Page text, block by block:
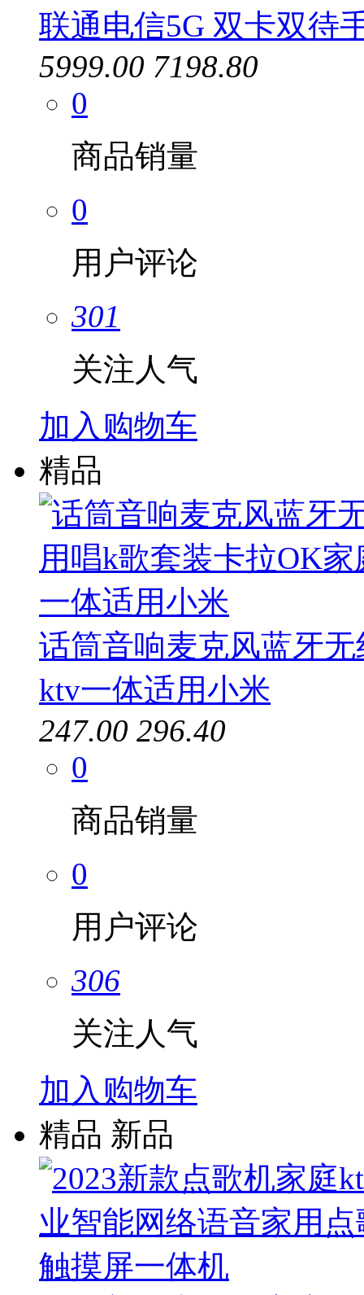
联通电信5G 双卡双待
5999.00 7198.80
0
商品销量
0
用户评论
301
关注人气
加入购物车
精品
话筒音响麦克风蓝牙
ktv一体适用小米
247.00 296.40
0
商品销量
0
用户评论
306
关注人气
加入购物车
精品 新品